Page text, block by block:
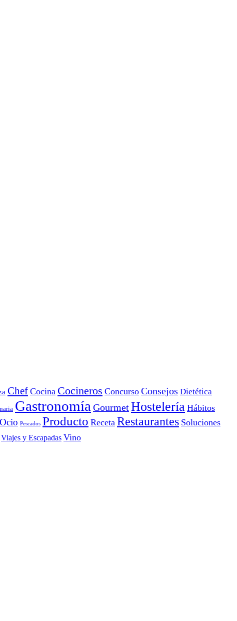
Chef Cocina Cocineros Concurso Consejos Dietética
Gastronomía GourmetHostelería Hábitos
Ocio Pescados Producto Receta Restaurantes Soluciones
Viajes y Escapadas Vino